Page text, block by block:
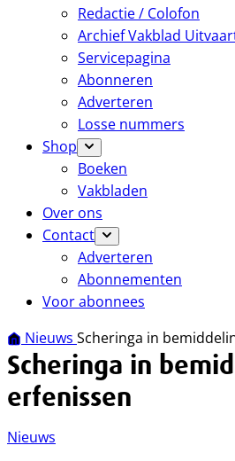
Redactie / Colofon
Archief Vakblad
Servicepagina
Abonneren
Adverteren
Losse nummers
Shop
Boeken
Vakbladen
Over ons
Contact
Adverteren
Abonnementen
Voor abonnees
Nieuws Scheringa in
Scheringa in
erfenissen
Nieuws